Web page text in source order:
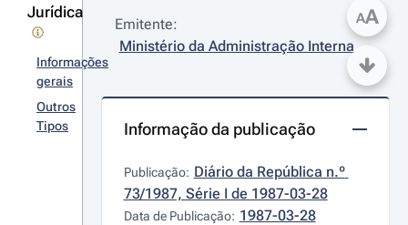
Jurídica
Informações
gerais
Outros
Tipos
Emitente:
Ministério da Administração Interna
Informação da publicação
Publicação: Diário da República n.º
73/1987, Série I de 1987-03-28
Data de Publicação: 1987-03-28
AA